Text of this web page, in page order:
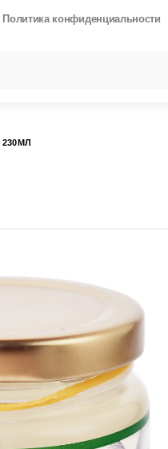
Политика конфиденциальности